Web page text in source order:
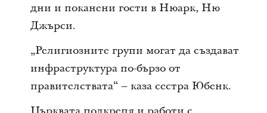
дни и поканени гости в Нюарк, Ню
Джърси.
„Религиозните групи могат да създават
инфраструктура по-бързо от
правителствата“ – каза сестра Юбенк.